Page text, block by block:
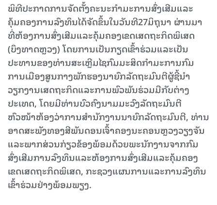
ພິທີປະກາດການຈັດຕັ້ງຄະນະກຳມະການສົ່ງເສີມແລະ
ຄຸ້ມຄອງການລົງທຶນໄດ້ຈັດຂຶ້ນໃນວັນທີ27ມິຖຸນາ ຜ່ານມາ
ທີ່ຫ້ອງການສົ່ງເສີມແລະຄຸ້ມຄອງເຂດເສດຖະກິດພິເສດ
(ບຶງທາດຫຼວງ) ໂດຍການເປັນກຽດເຂົ້າຮ່ວມແລະເປັນ
ປະທານຂອງທ່ານສະເຫຼີມໄຊກົມມະສິດກຳມະການກົມ
ການເມືອງສູນກາງພັກຮອງນາຍົກລັດຖະມົນຕີຜູ້ຊີ້ນຳ
ວຽກງານເສດຖະກິດແລະການພົວພັນຮ່ວມມືກັບຕ່າງ
ປະເທດ, ໂດຍມີທ່ານບົວຄົງນາມມະວົງລັດຖະມົນຕີ
ຫົວໜ້າຫ້ອງວ່າການສໍານັກງານນາຍົກລັດຖະມົນຕີ, ທ່ານ
ອາດສະພັງທອງສີພັນດອນເຈົ້າຄອງນະຄອນຫຼວງວຽງຈັນ
ແລະພາກສ່ວນກ່ຽວຂ້ອງພ້ອມດ້ວຍພະນັກງານຈາກກົມ
ສົ່ງເສີມການລົງທຶນແລະຫ້ອງການສົ່ງເສີມແລະຄຸ້ມຄອງ
ເຂດເສດຖະກິດພິເສດ, ກະຊວງແຜນການແລະການລົງທຶນ
ເຂົ້າຮ່ວມຢ່າງພ້ອມພຽງ.